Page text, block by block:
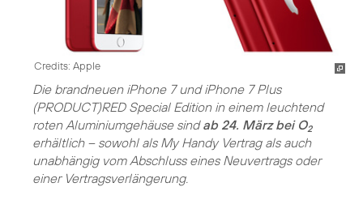
Credits: Apple
Die brandneuen iPhone 7 und iPhone 7 Plus
(PRODUCT)RED Special Edition in einem leuchtend
roten Aluminiumgehäuse sindab 24. März bei O2
erhältlich – sowohl als My Handy Vertrag als auch
unabhängig vom Abschluss eines Neuvertrags oder
einer Vertragsverlängerung.